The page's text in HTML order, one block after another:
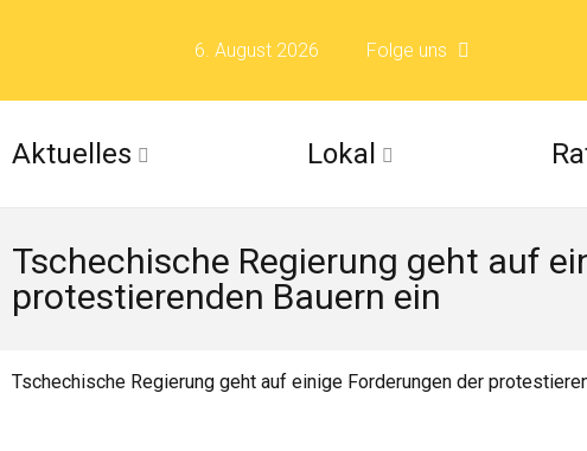
6. August 2026 Folge uns
Folge uns auf Flickr
Folge uns auf Issuu
Aktuelles Lokal
Tschechische Regierung geht auf
protestierenden Bauern ein
Tschechische Regierung geht auf einige Forderungen der